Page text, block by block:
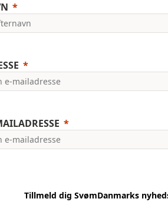
Tillmeld dig SvømDanmarks